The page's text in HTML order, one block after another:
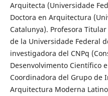
Arquitecta (Universidade
Doctora en Arquitectura
Catalunya). Profesora
de la Universidade Federal
investigadora del CNPq
Desenvolvimento Científico
Coordinadora del Grupo de
Arquitectura Moderna